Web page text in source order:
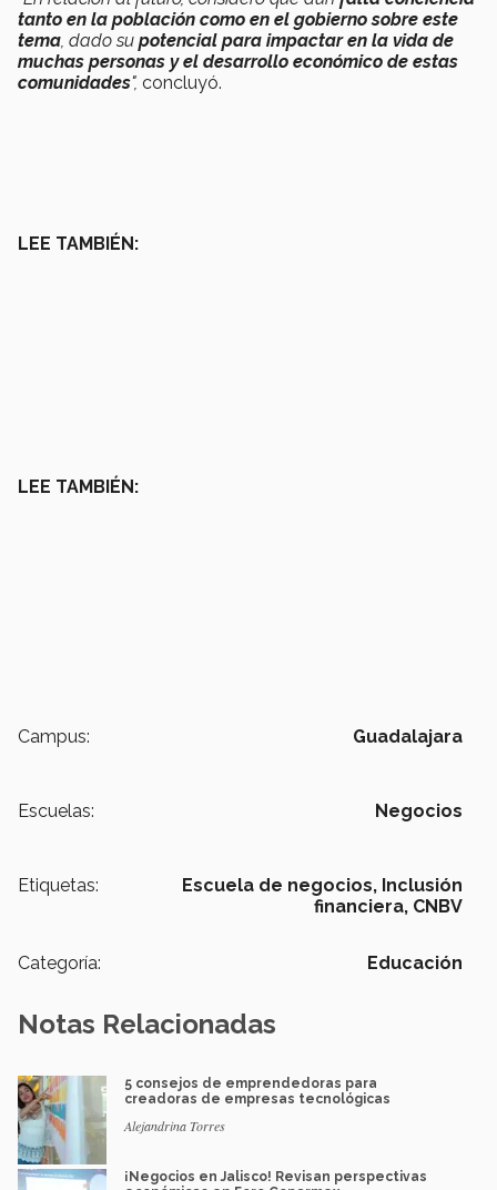
tanto en la población como en el gobierno sobre este
tema, dado su potencial para impactar en la vida de
muchas personas y el desarrollo económico de estas
comunidades", concluyó.
LEE TAMBIÉN:
LEE TAMBIÉN:
Campus: Guadalajara
Escuelas: Negocios
Etiquetas: Escuela de negocios, Inclusión
financiera, CNBV
Categoría: Educación
Notas Relacionadas
5 consejos de emprendedoras para
creadoras de empresas tecnológicas
Alejandrina Torres
¡Negocios en Jalisco! Revisan perspectivas